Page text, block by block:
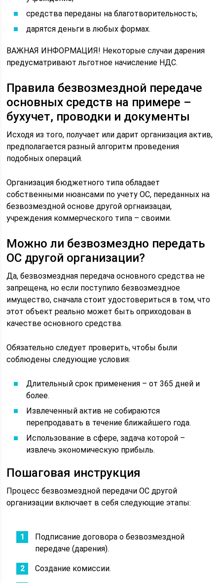
средства переданы на благотворительность;
дарятся деньги в любых формах.
ВАЖНАЯ ИНФОРМАЦИЯ! Некоторые случаи дарения
предусматривают льготное начисление НДС.
Правила безвозмездной передаче
основных средств на примере –
бухучет, проводки и документы
Исходя из того, получает или дарит организация актив,
предполагается разный алгоритм проведения
подобных операций.
Организация бюджетного типа обладает
собственными нюансами по учету ОС, переданных на
безвозмездной основе другой оргнаизацаи,
учреждения коммерческого типа – своими.
Можно ли безвозмездно передать
ОС другой организации?
Да, безвозмездная передача основного средства не
запрещена, но если поступило безвозмездное
имущество, сначала стоит удостовериться в том, что
этот объект реально может быть оприходован в
качестве основного средства.
Обязательно следует проверить, чтобы были
соблюдены следующие условия:
Длительный срок применения – от 365 дней и
более.
Извлеченный актив не собираются
перепродавать в течение ближайшего года.
Использование в сфере, задача которой –
извлечь экономическую прибыль.
Пошаговая инструкция
Процесс безвозмездной передачи ОС другой
организации включает в себя следующие этапы:
Подписание договора о безвозмездной
передаче (дарения).
Создание комиссии.